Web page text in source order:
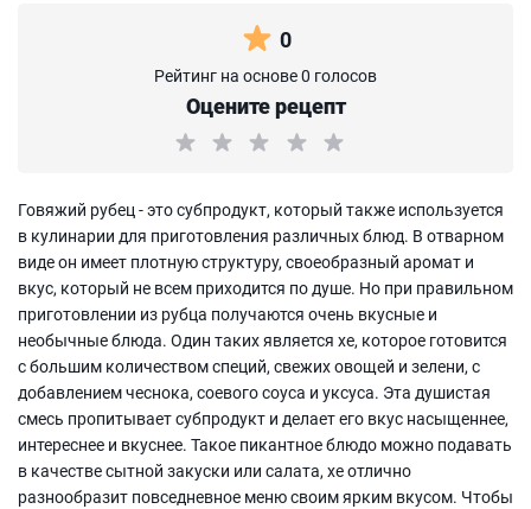
0
Рейтинг на основе 0 голосов
Оцените рецепт
Говяжий рубец - это субпродукт, который также используется
в кулинарии для приготовления различных блюд. В отварном
виде он имеет плотную структуру, своеобразный аромат и
вкус, который не всем приходится по душе. Но при правильном
приготовлении из рубца получаются очень вкусные и
необычные блюда. Один таких является хе, которое готовится
с большим количеством специй, свежих овощей и зелени, с
добавлением чеснока, соевого соуса и уксуса. Эта душистая
смесь пропитывает субпродукт и делает его вкус насыщеннее,
интереснее и вкуснее. Такое пикантное блюдо можно подавать
в качестве сытной закуски или салата, хе отлично
разнообразит повседневное меню своим ярким вкусом. Чтобы